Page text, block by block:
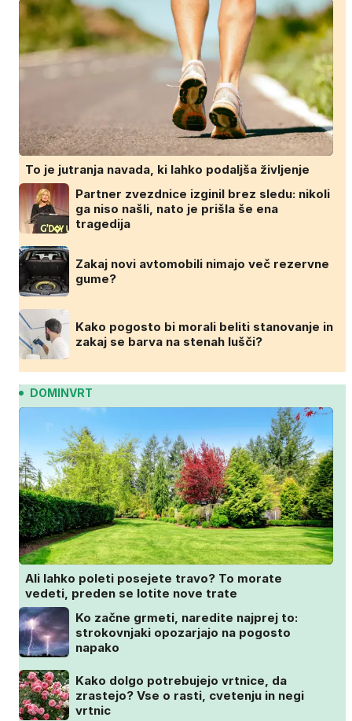
To je jutranja navada, ki lahko podaljša življenje
Partner zvezdnice izginil brez sledu: nikoli
ga niso našli, nato je prišla še ena
tragedija
Zakaj novi avtomobili nimajo več rezervne
gume?
Kako pogosto bi morali beliti stanovanje in
zakaj se barva na stenah lušči?
DOMINVRT
Ali lahko poleti posejete travo? To morate
vedeti, preden se lotite nove trate
Ko začne grmeti, naredite najprej to:
strokovnjaki opozarjajo na pogosto
napako
Kako dolgo potrebujejo vrtnice, da
zrastejo? Vse o rasti, cvetenju in negi
vrtnic